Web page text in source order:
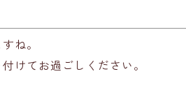
ね。
けてお過ごしください。